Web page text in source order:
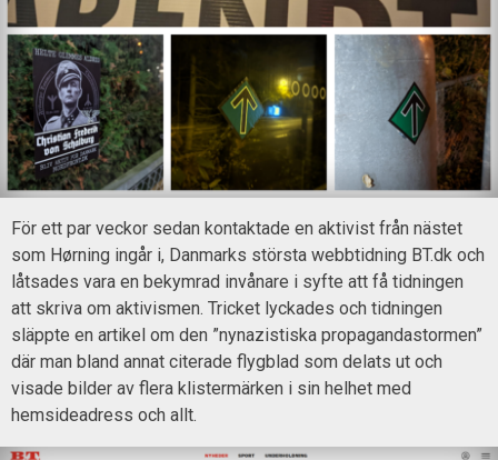
För ett par veckor sedan kontaktade en aktivist från nästet
som Hørning ingår i, Danmarks största webbtidning BT.dk och
låtsades vara en bekymrad invånare i syfte att få tidningen
att skriva om aktivismen. Tricket lyckades och tidningen
släppte en artikel om den ”nynazistiska propagandastormen”
där man bland annat citerade flygblad som delats ut och
visade bilder av flera klistermärken i sin helhet med
hemsideadress och allt.